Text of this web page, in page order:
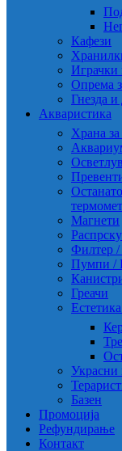
Кафези
Играчки
Опрема
Гнезда и
Акваристика
Храна
Магнети
Филтер
Пумпи /
Греачи
Украсни
Базен
Промоција
Рефундирање
Контакт